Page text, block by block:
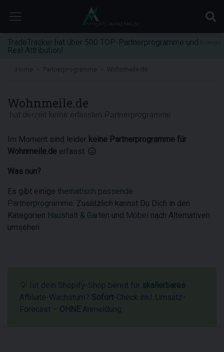
TradeTracker hat über 500 TOP-Partnerprogramme und
Real Attribution!
Home Partnerprogramme
Wohnmeile.de
Im Moment sind leider keine Partnerprogramme für
Wohnmeile.de erfasst.
Was nun?
Es gibt einige thematisch passende
Partnerprogramme. Zusätzlich kannst Du Dich in den
Kategorien Haushalt & Garten und Möbel nach Alternativen
umsehen.
💡 Ist dein Shopify-Shop bereit für skalierbares
Affiliate-Wachstum? Sofort-Check inkl. Umsatz-
Forecast – OHNE Anmeldung.